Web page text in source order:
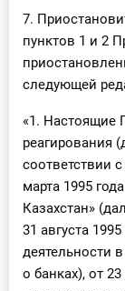
7.
пунктов 1 и 2
следующей
«1. Настоящие
реагирования
соответствии
марта 1995
Казахстан»
31 августа
деятельности
о банках), от